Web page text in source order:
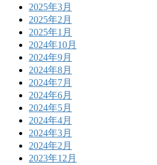
2025年3月
2025年2月
2025年1月
2024年10月
2024年9月
2024年8月
2024年7月
2024年6月
2024年5月
2024年4月
2024年3月
2024年2月
2023年12月